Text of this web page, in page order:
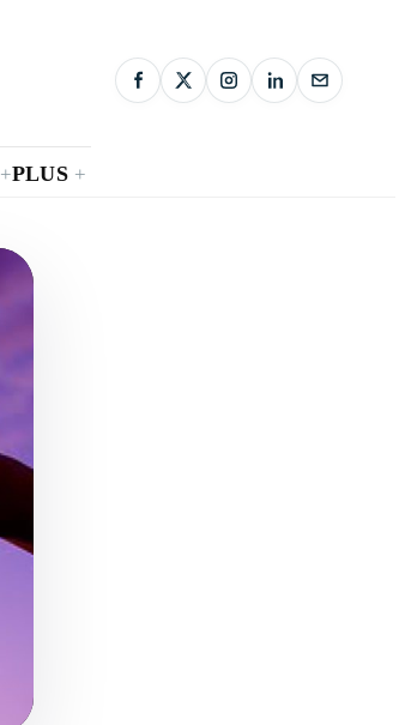
+PLUS +